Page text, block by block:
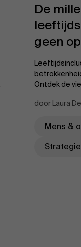
De
geen
Ontdek de
door Laura
Mens &